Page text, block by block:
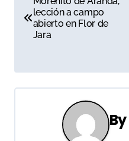
a
e
g
lección a campo
abierto en Flor de
Jara
By